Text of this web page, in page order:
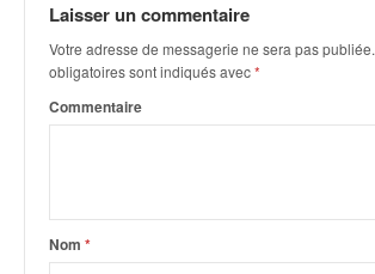
Laisser un commentaire
Votre adresse de messagerie ne sera pas publiée.
obligatoires sont indiqués avec*
Commentaire
Nom *